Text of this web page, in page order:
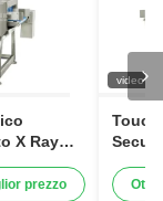
X Ray
prezzo
video
Touch